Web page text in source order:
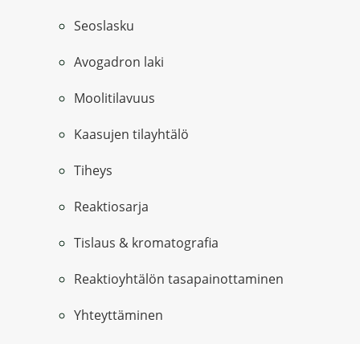
Seoslasku
Avogadron laki
Moolitilavuus
Kaasujen tilayhtälö
Tiheys
Reaktiosarja
Tislaus & kromatografia
Reaktioyhtälön tasapainottaminen
Yhteyttäminen